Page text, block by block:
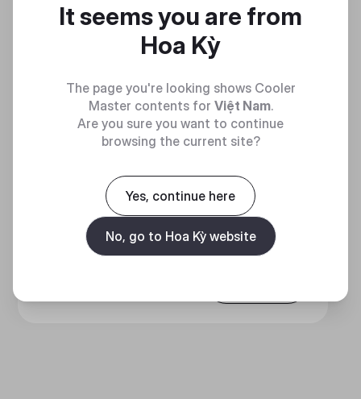
HAF 700
It seems you are from
Hoa Kỳ
The page you're looking shows Cooler
Master contents for Việt Nam.
Are you sure you want to continue
browsing the current site?
Yes, continue here
No, go to Hoa Kỳ website